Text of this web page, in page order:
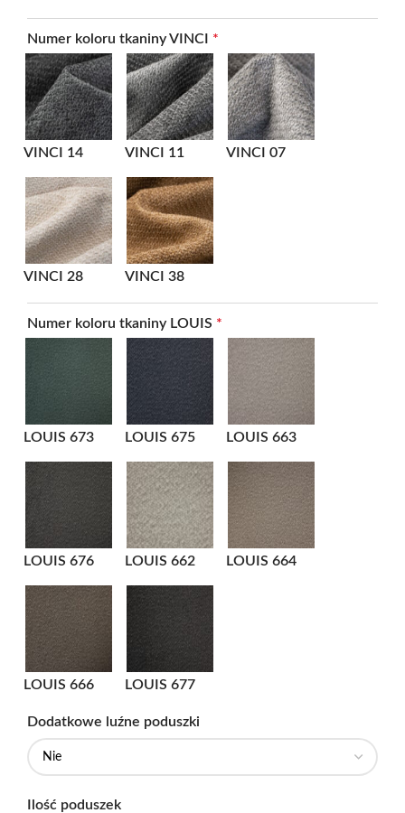
Numer koloru tkaniny VINCI *
VINCI 14 VINCI 11 VINCI 07
VINCI 28 VINCI 38
Numer koloru tkaniny LOUIS *
LOUIS 673 LOUIS 675 LOUIS 663
LOUIS 676 LOUIS 662 LOUIS 664
LOUIS 666 LOUIS 677
Dodatkowe luźne poduszki
Ilość poduszek